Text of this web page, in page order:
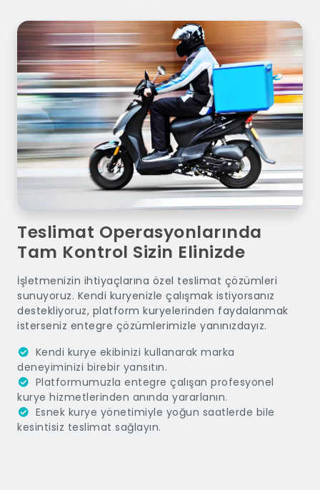
Teslimat Operasyonlarında
Tam Kontrol Sizin Elinizde
İşletmenizin ihtiyaçlarına özel teslimat çözümleri
sunuyoruz. Kendi kuryenizle çalışmak istiyorsanız
destekliyoruz, platform kuryelerinden faydalanmak
isterseniz entegre çözümlerimizle yanınızdayız.
Kendi kurye ekibinizi kullanarak marka
deneyiminizi birebir yansıtın.
Platformumuzla entegre çalışan profesyonel
kurye hizmetlerinden anında yararlanın.
Esnek kurye yönetimiyle yoğun saatlerde bile
kesintisiz teslimat sağlayın.